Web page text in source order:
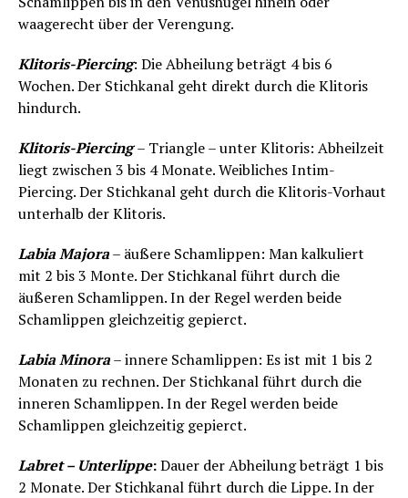
waagerecht über der Verengung.
Klitoris-Piercing: Die Abheilung beträgt 4 bis 6
Wochen. Der Stichkanal geht direkt durch die Klitoris
hindurch.
Klitoris-Piercing – Triangle – unter Klitoris: Abheilzeit
liegt zwischen 3 bis 4 Monate. Weibliches Intim-
Piercing. Der Stichkanal geht durch die Klitoris-Vorhaut
unterhalb der Klitoris.
Labia Majora– äußere Schamlippen: Man kalkuliert
mit 2 bis 3 Monte. Der Stichkanal führt durch die
äußeren Schamlippen. In der Regel werden beide
Schamlippen gleichzeitig gepierct.
Labia Minora– innere Schamlippen: Es ist mit 1 bis 2
Monaten zu rechnen. Der Stichkanal führt durch die
inneren Schamlippen. In der Regel werden beide
Schamlippen gleichzeitig gepierct.
Labret – Unterlippe:Dauer der Abheilung beträgt 1 bis
2 Monate. Der Stichkanal führt durch die Lippe. In der